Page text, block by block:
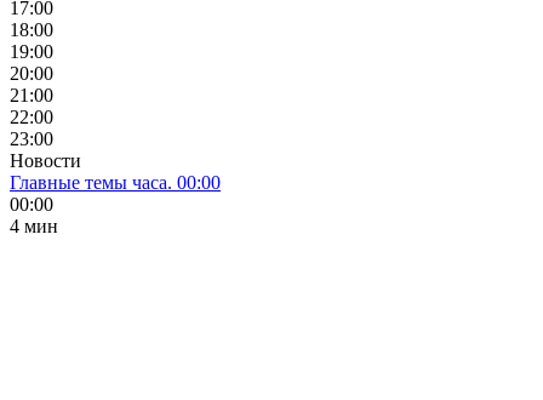
17:00
18:00
19:00
20:00
21:00
22:00
23:00
Новости
Главные темы часа. 00:00
00:00
4 мин